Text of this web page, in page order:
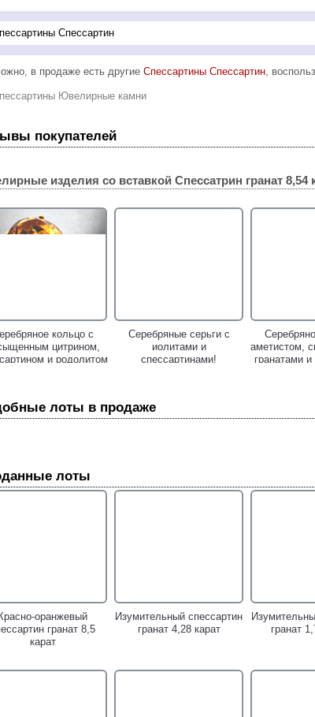
в продаже есть другие Спессартины Спессартин,
Ювелирные камни
покупателей
изделия со вставкой Спессатрин гранат 8,54
кольцо с
цитрином,
и родолитом
Серебряные серьги с
иолитами и
спессартинами!
аметистом,
гранатами
лоты в продаже
лоты
Красно-оранжевый
гранат 8,5
карат
Изумительный спессартин
гранат 4,28 карат
гранат